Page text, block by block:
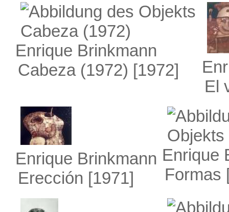
Enrique Brinkmann
Cabeza (1972) [1972]
El
Enrique Brinkmann
Erección [1971]
Enrique
Formas